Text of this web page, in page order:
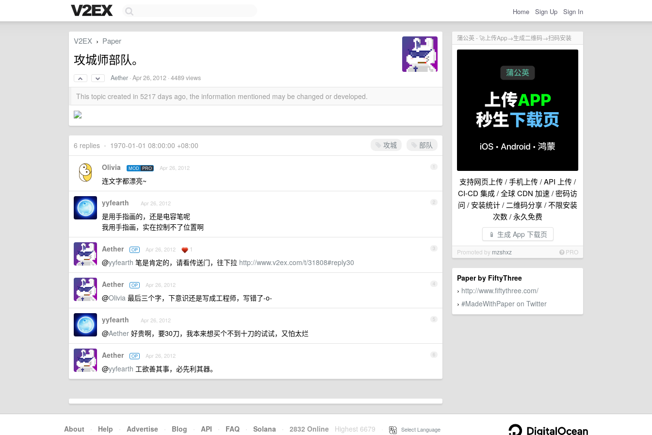
Home Sign Up Sign In
蒲公英 - 🚀上传App→生成二维码→扫码安装
支持网页上传 / 手机上传 / API 上传 /
CI-CD 集成 / 全球 CDN 加速 / 密码访
问 / 安装统计 / 二维码分享 / 不限安装
次数 / 永久免费
📱 生成 App 下载页
Promoted by mzshxz PRO
Paper by FiftyThree
› http://www.fiftythree.com/
› #MadeWithPaper on Twitter
V2EX › Paper
攻城师部队。
Aether ·Apr 26, 2012 · 4489 views
This topic created in 5217 days ago, the information mentioned may be changed or developed.
攻城 部队
6 replies • 1970-01-01 08:00:00 +08:00
1
Olivia MOD PRO Apr 26, 2012
连文字都漂亮~
2
yyfearth Apr 26, 2012
是用手指画的，还是电容笔呢
我用手指画，实在控制不了位置啊
3
Aether OP Apr 26, 2012 1
@yyfearth 笔是肯定的，请看传送门，往下拉 http://www.v2ex.com/t/31808#reply30
4
Aether OP Apr 26, 2012
@Olivia 最后三个字，下意识还是写成工程师，写错了-o-
5
yyfearth Apr 26, 2012
@Aether 好贵啊，要30刀，我本来想买个不到十刀的试试，又怕太烂
6
Aether OP Apr 26, 2012
@yyfearth 工欲善其事，必先利其器。
About · Help · Advertise · Blog · API · FAQ · Solana · 2832 Online Highest 6679 Select Language